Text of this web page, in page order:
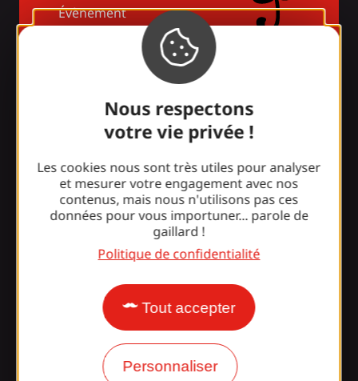
Nous respectons
votre vie privée !
Les cookies nous sont très utiles pour analyser
et mesurer votre engagement avec nos
contenus, mais nous n'utilisons pas ces
données pour vous importuner... parole de
gaillard !
Politique de confidentialité
Tout accepter
Personnaliser
Évènement
A la une Ce week-end Aujourd'hui
Jeudi du Causse
LISSAC-SUR-COUZE